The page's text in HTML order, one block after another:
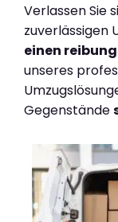
Verlassen Sie
zuverlässigen
einen
unseres
Gegenstände